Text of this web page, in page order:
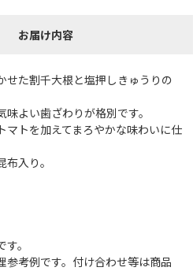
お届け内容
せた割千大根と塩押しきゅうりの
よい歯ざわりが格別です。
マトを加えてまろやかな味わいに仕
入り。
。
考例です。付け合わせ等は商品